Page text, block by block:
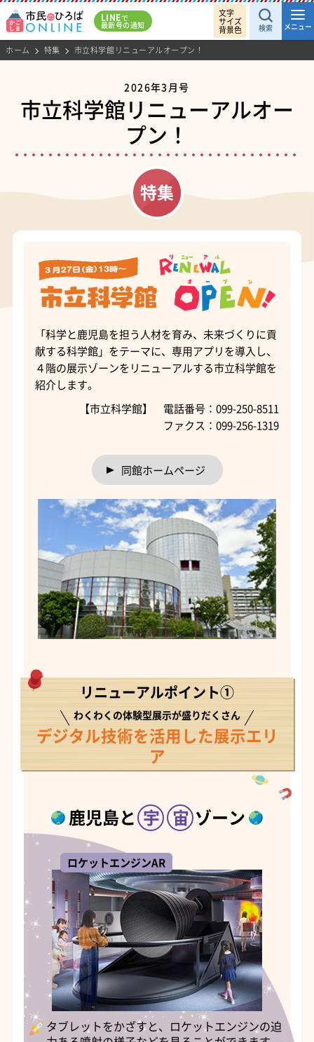
LINEで
最新号の通知
文字
サイズ
背景色 検索 メニュー
ホーム 特集 市立科学館リニューアルオープン！
2026年3月号
市立科学館リニューアルオー
プン！
「科学と鹿児島を担う人材を育み、未来づくりに貢
献する科学館」をテーマに、専用アプリを導入し、
４階の展示ゾーンをリニューアルする市立科学館を
紹介します。
【市立科学館】 電話番号：099-250-8511
ファクス：099-256-1319
同館ホームページ
リニューアルポイント①
わくわくの体験型展示が盛りだくさん
デジタル技術を活用した展示エリ
ア
鹿児島と 宇 宙 ゾーン
ロケットエンジンAR
タブレットをかざすと、ロケットエンジンの迫